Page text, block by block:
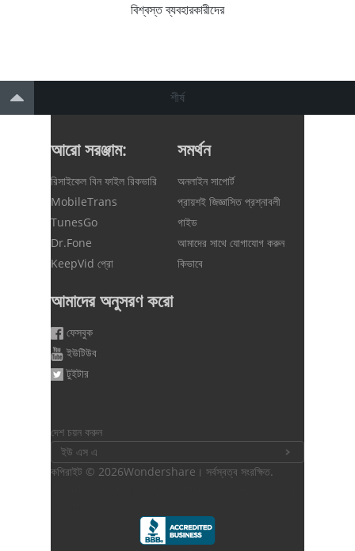
বিশ্বস্ত ব্যবহারকারীদের
শীর্ষ
আরো সরঞ্জাম:
রিসাইকেল বিন ফাইল রিকভারি
MobileTrans
TunesGo
Dr.Fone
KeepVid প্রো
সমর্থন
অনলাইন সাপোর্ট
প্রায়শই জিজ্ঞাসিত প্রশ্নাবলী
গাইড
আমাদের সাথে যোগাযোগ করুন
কিভাবে
আমাদের অনুসরণ করো
ফেসবুক
ইউটিউব
টুইটার
দেশ চয়ন করুন
ইউ এস এ
কপিরাইট © 2026Wondershare। সর্বস্বত্ব সংরক্ষিত.